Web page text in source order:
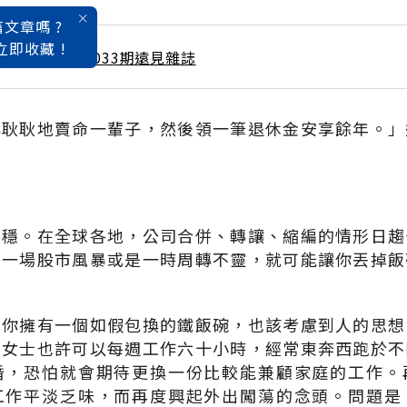
章嗎 ?
即收藏 !
月號雜誌 第033期遠見雜誌
耿地賣命一輩子，然後領一筆退休金安享餘年。
。在全球各地，公司合併、轉讓、縮編的情形日
場股市風暴或是一時周轉不靈，就可能讓你丟掉
擁有一個如假包換的鐵飯碗，也該考慮到人的思
士也許可以每週工作六十小時，經常東奔西跑於
恐怕就會期待更換一份比較能兼顧家庭的工作
平淡乏味，而再度興起外出闖蕩的念頭。問題